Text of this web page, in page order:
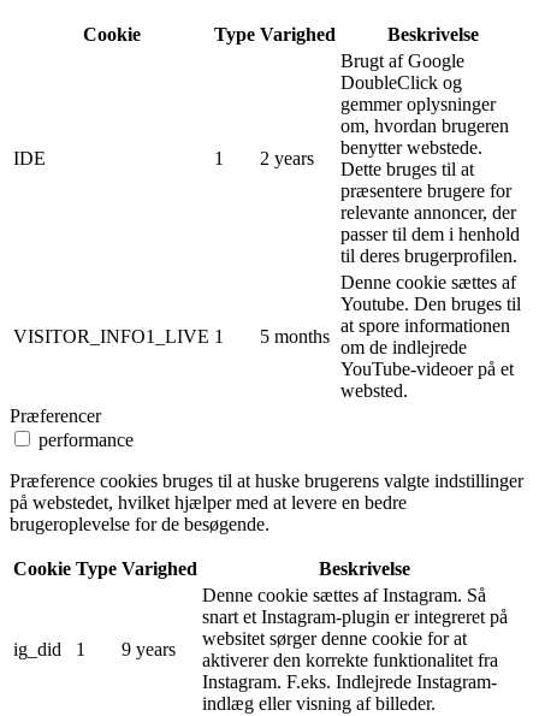
Cookie Type Varighed Beskrivelse
IDE 1 2 years
Brugt af Google
DoubleClick og
gemmer oplysninger
om, hvordan brugeren
benytter webstede.
Dette bruges til at
præsentere brugere for
relevante annoncer, der
passer til dem i henhold
til deres brugerprofilen.
VISITOR_INFO1_LIVE 1 5 months
Denne cookie sættes af
Youtube. Den bruges til
at spore informationen
om de indlejrede
YouTube-videoer på et
websted.
Præferencer
performance
Præference cookies bruges til at huske brugerens valgte indstillinger
på webstedet, hvilket hjælper med at levere en bedre
brugeroplevelse for de besøgende.
Cookie Type Varighed Beskrivelse
ig_did 1 9 years
Denne cookie sættes af Instagram. Så
snart et Instagram-plugin er integreret på
websitet sørger denne cookie for at
aktiverer den korrekte funktionalitet fra
Instagram. F.eks. Indlejrede Instagram-
indlæg eller visning af billeder.